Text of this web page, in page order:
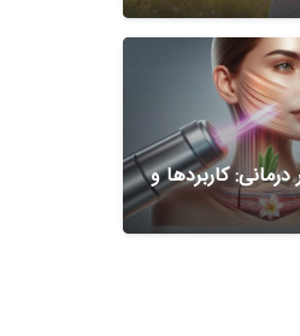
درمانی: کاربردها و